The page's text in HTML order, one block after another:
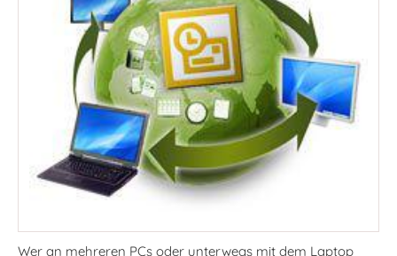
Wer an mehreren PCs oder unterwegs mit dem Laptop